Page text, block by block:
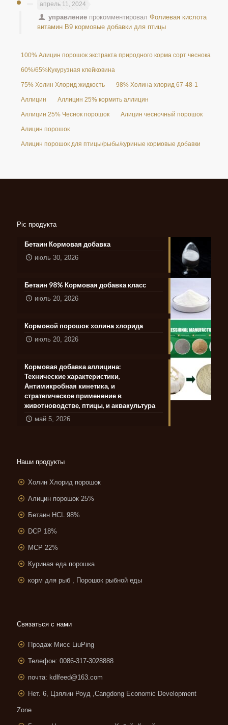
апрель 11, 2024
управление прокомментировалФолиевая кислота
витамин B9 кормовые добавки для птицы
100% Алицин порошок экстракта природного корма сорт чеснока 25%
60%/65%Кукурузная клейковина
75% Холин Хлорид жидкость 98% Холина хлорид 67-48-1
Аллицин Аллицин 25% кормить аллицин
Аллицин 25% Чеснок порошок Алицин чесночный порошок
Алицин порошок
Алицин порошок для птицы/рыбы/куриные кормовые добавки
Pic продукта
Бетаин Кормовая добавка
июль 30, 2026
Бетаин 98% Кормовая добавка класс
июль 20, 2026
Кормовой порошок холина хлорида
июль 20, 2026
Кормовая добавка аллицина:
Технические характеристики,
Антимикробная кинетика, и
стратегическое применение в
животноводстве, птицы, и аквакультура
май 5, 2026
Наши продукты
Холин Хлорид порошок
Алицин порошок 25%
Бетаин HCL 98%
DCP 18%
MCP 22%
Куриная еда порошка
корм для рыб , Порошок рыбной еды
Связаться с нами
Продаж Мисс LiuPing
Телефон: 0086-317-3028888
почта: kdlfeed@163.com
Нет. 6, Цзялин Роуд ,Cangdong Economic Development
Zone